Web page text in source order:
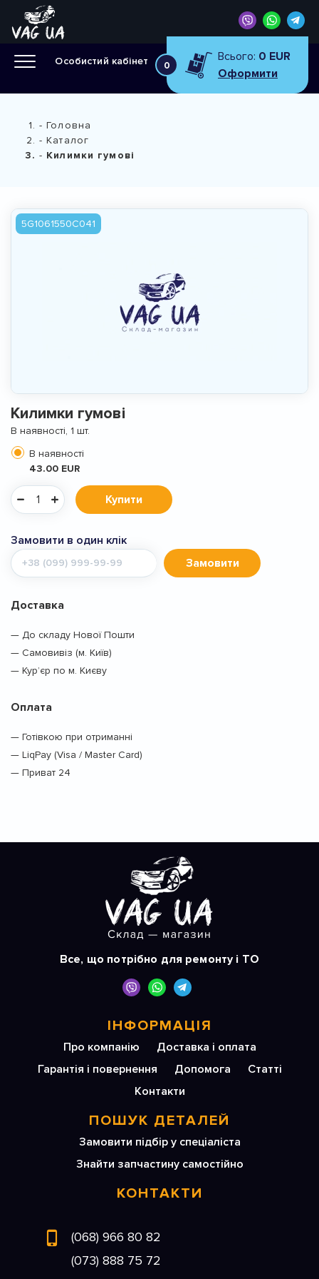
Особистий кабінет 0
Всього: 0 EUR
Оформити
Головна
Каталог
Килимки гумові
5G1061550C041
Килимки гумові
В наявності, 1 шт.
В наявності
43.00 EUR
Купити
Замовити в один клік
Мобільний
телефон
Замовити
Доставка
— До складу Нової Пошти
— Самовивіз (м. Київ)
— Кур’єр по м. Києву
Оплата
— Готівкою при отриманні
— LiqPay (Visa / Master Card)
— Приват 24
Все, що потрібно для ремонту і ТО
ІНФОРМАЦІЯ
Про компанію
Доставка і оплата
Гарантія і повернення
Допомога
Статті
Контакти
ПОШУК ДЕТАЛЕЙ
Замовити підбір у спеціаліста
Знайти запчастину самостійно
КОНТАКТИ
(068) 966 80 82
(073) 888 75 72